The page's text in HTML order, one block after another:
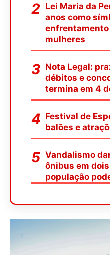
Lei Maria da
anos como
mulheres
Nota Legal:
débitos e
termina em 4
Festival de
balões e
Vandalismo
ônibus em
população